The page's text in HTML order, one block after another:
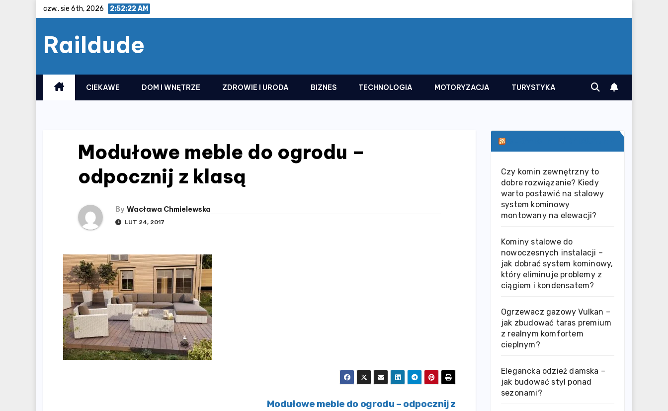
czw.. sie 6th, 2026 2:52:22 AM
Raildude
CIEKAWE DOM I WNĘTRZE ZDROWIE I URODA BIZNES TECHNOLOGIA MOTORYZACJA TURYSTYKA
Modułowe meble do ogrodu –
odpocznij z klasą
By Wacława Chmielewska
LUT 24, 2017
Modułowe meble do ogrodu – odpocznij z
Czy komin zewnętrzny to
dobre rozwiązanie? Kiedy
warto postawić na stalowy
system kominowy
montowany na elewacji?
Kominy stalowe do
nowoczesnych instalacji –
jak dobrać system kominowy,
który eliminuje problemy z
ciągiem i kondensatem?
Ogrzewacz gazowy Vulkan –
jak zbudować taras premium
z realnym komfortem
cieplnym?
Elegancka odzież damska –
jak budować styl ponad
sezonami?